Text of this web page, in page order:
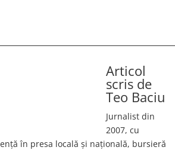
Articol
scris de
Teo Baciu
Jurnalist din
2007, cu
în presa locală și națională, bursieră